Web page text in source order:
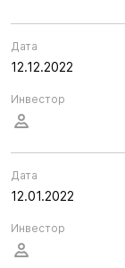
Дата
12.12.2022
Инвестор
Дата
12.01.2022
Инвестор